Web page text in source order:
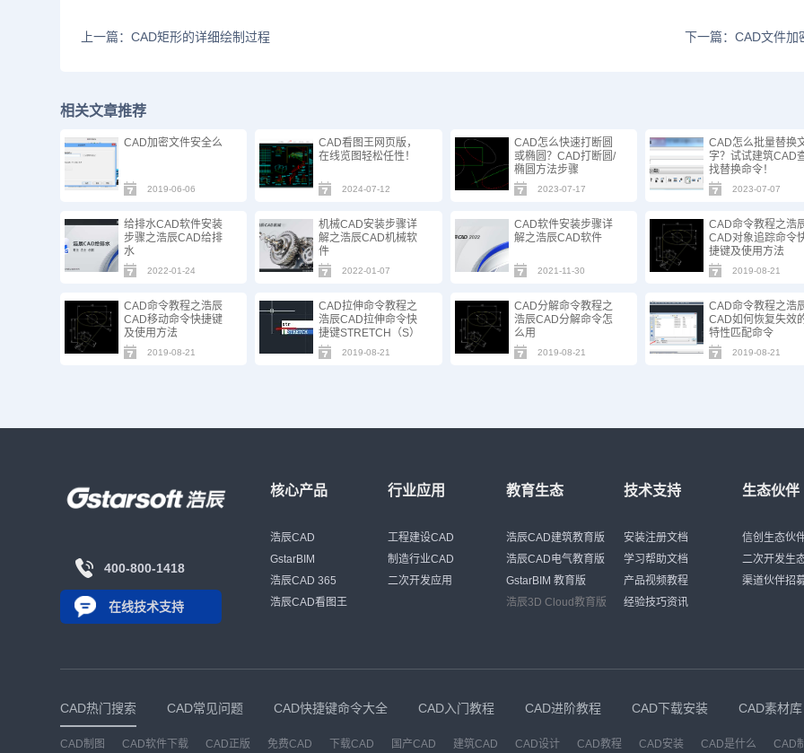
上一篇：CAD矩形的详细绘制过程 下一篇：CAD文件加
相关文章推荐
CAD加密文件安全么
2019-06-06
CAD看图王网页版，
在线览图轻松任性！
2024-07-12
CAD怎么快速打断圆
或椭圆？CAD打断圆/
椭圆方法步骤
2023-07-17
CAD怎么批量替换
字？试试建筑CAD
找替换命令！
2023-07-07
给排水CAD软件安装
步骤之浩辰CAD给排
水
2022-01-24
机械CAD安装步骤详
解之浩辰CAD机械软
件
2022-01-07
CAD软件安装步骤详
解之浩辰CAD软件
2021-11-30
CAD命令教程之浩
CAD对象追踪命令
捷键及使用方法
2019-08-21
CAD命令教程之浩辰
CAD移动命令快捷键
及使用方法
2019-08-21
CAD拉伸命令教程之
浩辰CAD拉伸命令快
捷键STRETCH（S）
2019-08-21
CAD分解命令教程之
浩辰CAD分解命令怎
么用
2019-08-21
CAD命令教程之浩
CAD如何恢复失效
特性匹配命令
2019-08-21
400-800-1418
在线技术支持
核心产品
浩辰CAD
GstarBIM
浩辰CAD 365
浩辰CAD看图王
行业应用
工程建设CAD
制造行业CAD
二次开发应用
教育生态
浩辰CAD建筑教育版
浩辰CAD电气教育版
GstarBIM 教育版
浩辰3D Cloud教育版
技术支持
安装注册文档
学习帮助文档
产品视频教程
经验技巧资讯
生态伙伴
信创生态伙
二次开发生
渠道伙伴招
CAD热门搜索 CAD常见问题 CAD快捷键命令大全 CAD入门教程 CAD进阶教程 CAD下载安装 CAD素材库
CAD制图 CAD软件下载 CAD正版 免费CAD 下载CAD 国产CAD 建筑CAD CAD设计 CAD教程 CAD安装 CAD是什么 CAD